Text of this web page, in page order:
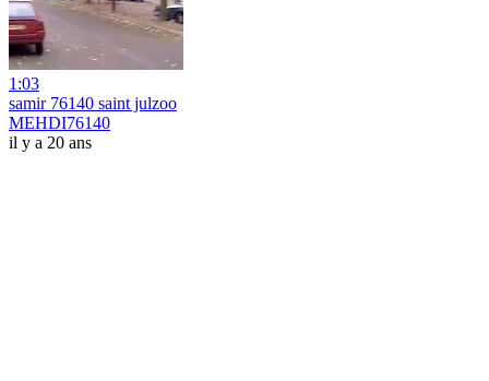
1:03
samir 76140 saint julzoo
MEHDI76140
il y a 20 ans